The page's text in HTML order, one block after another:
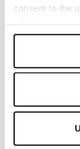
consent to the
cookies only”
correct
UFFICI
Forlì - Ufficio
Tutti gli uffici di